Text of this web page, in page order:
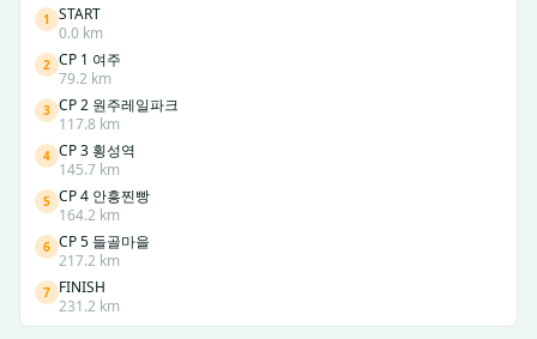
1 START
0.0 km
2 CP 1 여주
79.2 km
3 CP 2 원주레일파크
117.8 km
4 CP 3 횡성역
145.7 km
5 CP 4 안흥찐빵
164.2 km
6 CP 5 들골마을
217.2 km
7 FINISH
231.2 km